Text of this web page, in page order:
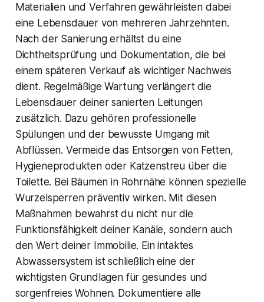
Materialien und Verfahren gewährleisten dabei
eine Lebensdauer von mehreren Jahrzehnten.
Nach der Sanierung erhältst du eine
Dichtheitsprüfung und Dokumentation, die bei
einem späteren Verkauf als wichtiger Nachweis
dient. Regelmäßige Wartung verlängert die
Lebensdauer deiner sanierten Leitungen
zusätzlich. Dazu gehören professionelle
Spülungen und der bewusste Umgang mit
Abflüssen. Vermeide das Entsorgen von Fetten,
Hygieneprodukten oder Katzenstreu über die
Toilette. Bei Bäumen in Rohrnähe können spezielle
Wurzelsperren präventiv wirken. Mit diesen
Maßnahmen bewahrst du nicht nur die
Funktionsfähigkeit deiner Kanäle, sondern auch
den Wert deiner Immobilie. Ein intaktes
Abwassersystem ist schließlich eine der
wichtigsten Grundlagen für gesundes und
sorgenfreies Wohnen. Dokumentiere alle